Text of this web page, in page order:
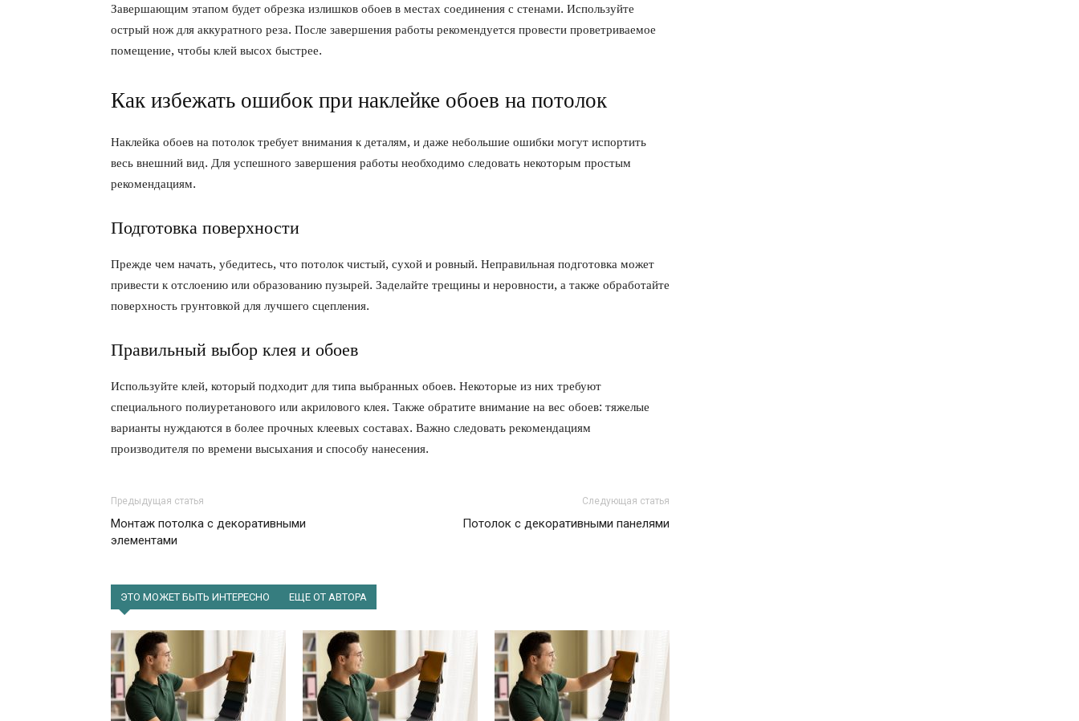
Завершающим этапом будет обрезка излишков обоев в местах соединения с стенами. Используйте
острый нож для аккуратного реза. После завершения работы рекомендуется провести проветриваемое
помещение, чтобы клей высох быстрее.
Как избежать ошибок при наклейке обоев на потолок
Наклейка обоев на потолок требует внимания к деталям, и даже небольшие ошибки могут испортить
весь внешний вид. Для успешного завершения работы необходимо следовать некоторым простым
рекомендациям.
Подготовка поверхности
Прежде чем начать, убедитесь, что потолок чистый, сухой и ровный. Неправильная подготовка может
привести к отслоению или образованию пузырей. Заделайте трещины и неровности, а также обработайте
поверхность грунтовкой для лучшего сцепления.
Правильный выбор клея и обоев
Используйте клей, который подходит для типа выбранных обоев. Некоторые из них требуют
специального полиуретанового или акрилового клея. Также обратите внимание на вес обоев: тяжелые
варианты нуждаются в более прочных клеевых составах. Важно следовать рекомендациям
производителя по времени высыхания и способу нанесения.
Предыдущая статья
Монтаж потолка с декоративными
элементами
Следующая статья
Потолок с декоративными панелями
ЭТО МОЖЕТ БЫТЬ ИНТЕРЕСНО ЕЩЕ ОТ АВТОРА